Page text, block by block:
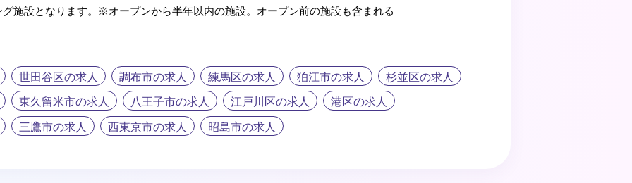
施設となります。※オープンから半年以内の施設。オープン前の施設も含まれる
世田谷区の求人 調布市の求人 練馬区の求人 狛江市の求人 杉並区の求人
東久留米市の求人 八王子市の求人 江戸川区の求人 港区の求人
三鷹市の求人 西東京市の求人 昭島市の求人